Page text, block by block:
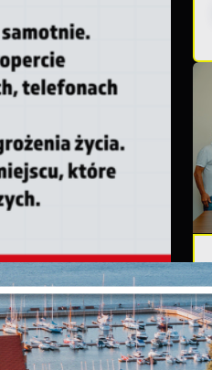
cookies
możesz